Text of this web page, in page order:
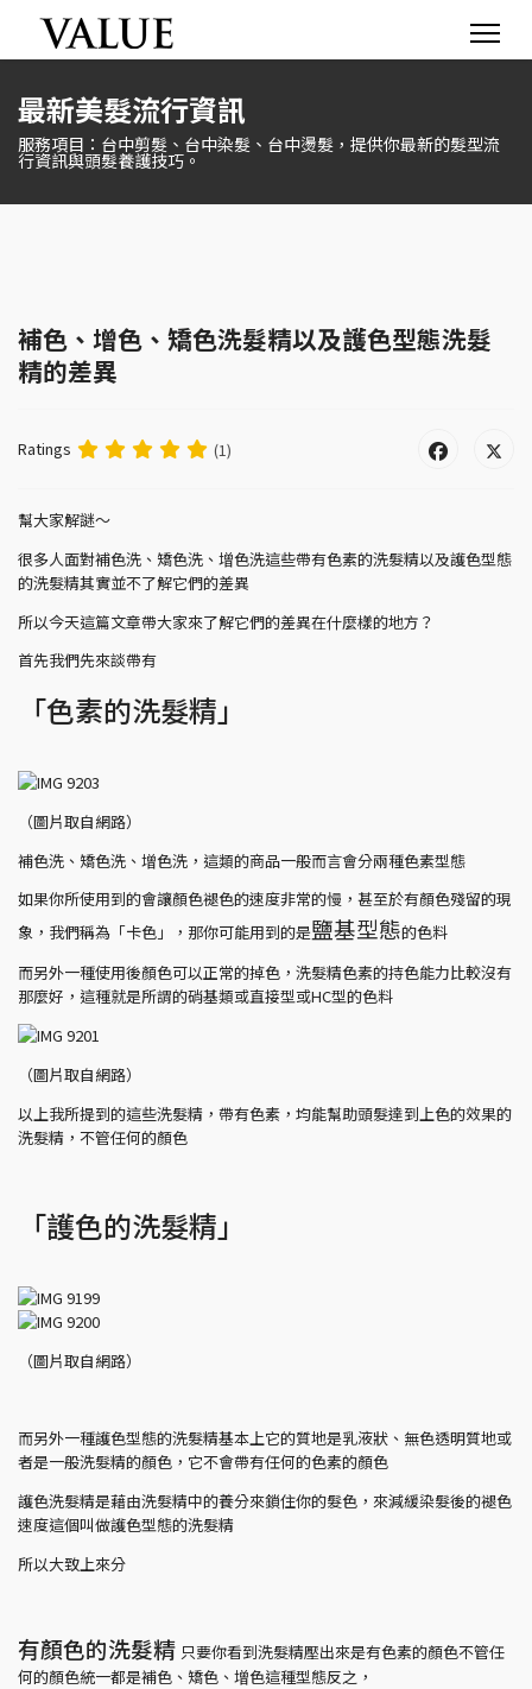
最新美髮流行資訊
服務項目：台中剪髮、台中染髮、台中燙髮，提供你最新的髮型流
行資訊與頭髮養護技巧。
補色、增色、矯色洗髮精以及護色型態洗髮
精的差異
Ratings (1)
幫大家解謎～
很多人面對補色洗、矯色洗、增色洗這些帶有色素的洗髮精以及護色型態
的洗髮精其實並不了解它們的差異
所以今天這篇文章帶大家來了解它們的差異在什麼樣的地方？
首先我們先來談帶有
「色素的洗髮精」
（圖片取自網路）
補色洗、矯色洗、增色洗，這類的商品一般而言會分兩種色素型態
如果你所使用到的會讓顏色褪色的速度非常的慢，甚至於有顏色殘留的現
象，我們稱為「卡色」，那你可能用到的是鹽基型態的色料
而另外一種使用後顏色可以正常的掉色，洗髮精色素的持色能力比較沒有
那麼好，這種就是所謂的硝基類或直接型或HC型的色料
（圖片取自網路）
以上我所提到的這些洗髮精，帶有色素，均能幫助頭髮達到上色的效果的
洗髮精，不管任何的顏色
「護色的洗髮精」
（圖片取自網路）
而另外一種護色型態的洗髮精基本上它的質地是乳液狀、無色透明質地或
者是一般洗髮精的顏色，它不會帶有任何的色素的顏色
護色洗髮精是藉由洗髮精中的養分來鎖住你的髮色，來減緩染髮後的褪色
速度這個叫做護色型態的洗髮精
所以大致上來分
有顏色的洗髮精 只要你看到洗髮精壓出來是有色素的顏色不管任
何的顏色統一都是補色、矯色、增色這種型態反之，